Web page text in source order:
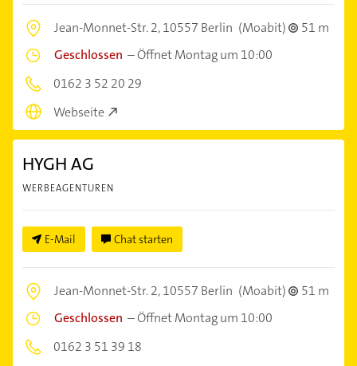
Jean-Monnet-Str. 2,10557 Berlin (Moabit)
51 m
Geschlossen –Öffnet Montag um 10:00
0162 3 52 20 29
Webseite
HYGH AG
WERBEAGENTUREN
E-Mail Chat starten
Jean-Monnet-Str. 2,10557 Berlin (Moabit)
51 m
Geschlossen –Öffnet Montag um 10:00
0162 3 51 39 18